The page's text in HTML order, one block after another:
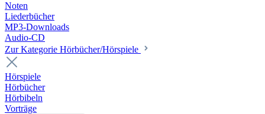
Noten
Liederbücher
MP3-Downloads
Audio-CD
Zur Kategorie Hörbücher/Hörspiele
Hörspiele
Hörbücher
Hörbibeln
Vorträge